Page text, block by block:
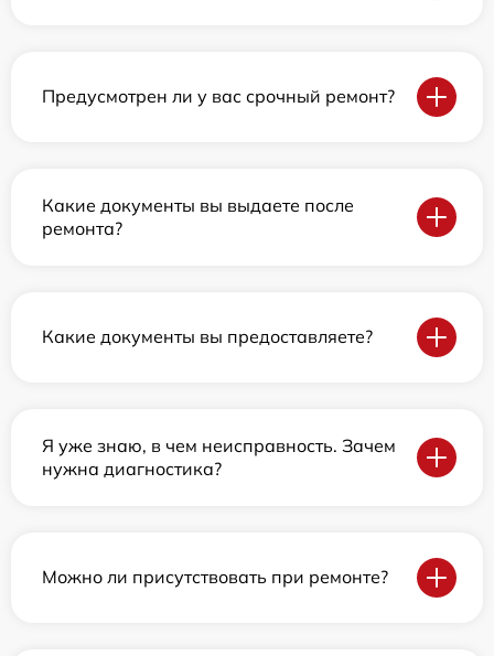
Предусмотрен ли у вас срочный ремонт?
Какие документы вы выдаете после
ремонта?
Какие документы вы предоставляете?
Я уже знаю, в чем неисправность. Зачем
нужна диагностика?
Можно ли присутствовать при ремонте?